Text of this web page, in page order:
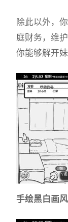
除此以外，
庭财务，维
你能够解开
手绘黑白画风